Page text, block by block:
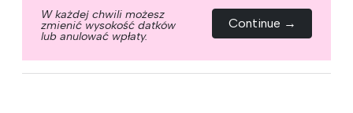
W każdej chwili możesz
zmienić wysokość datków
lub anulować wpłaty.
Continue →